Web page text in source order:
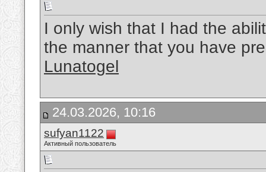
I only wish that I had the
the manner that you have
Lunatogel
24.03.2026, 10:16
sufyan1122
Активный пользователь